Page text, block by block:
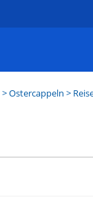
>Ostercappeln >